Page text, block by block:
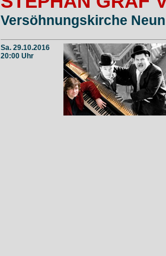
Versöhnungskirche
Sa. 29.10.2016
20:00 Uhr